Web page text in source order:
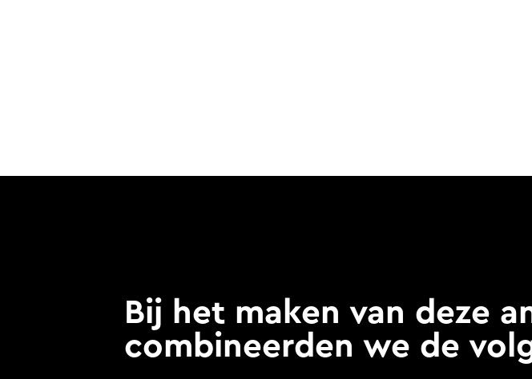
Bij het maken van deze
combineerden we de